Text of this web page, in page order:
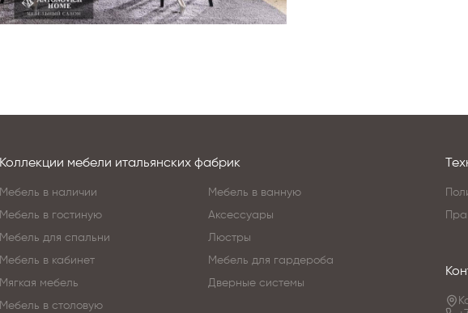
Коллекции мебели итальянских фабрик
Мебель в наличии
Мебель в гостиную
Мебель для спальни
Мебель в кабинет
Мягкая мебель
Мебель в столовую
Мебель в ванную
Аксессуары
Люстры
Мебель для гардероба
Дверные системы